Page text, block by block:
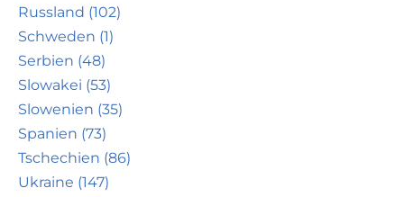
Russland (102)
Schweden (1)
Serbien (48)
Slowakei (53)
Slowenien (35)
Spanien (73)
Tschechien (86)
Ukraine (147)